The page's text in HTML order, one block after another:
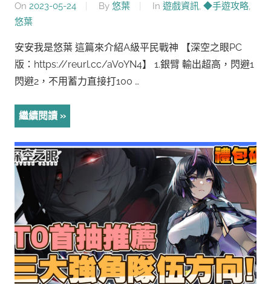
On 2023-05-24 By 悠葉 In 遊戲資訊, ◆手遊攻略,
悠葉
安安我是悠葉 這篇來介紹A級平民戰神 【深空之眼PC
版：https://reurl.cc/aV0YN4】 1.銀臂 輸出超高，閃避1
閃避2，不用蓄力直接打100 …
繼續閱讀